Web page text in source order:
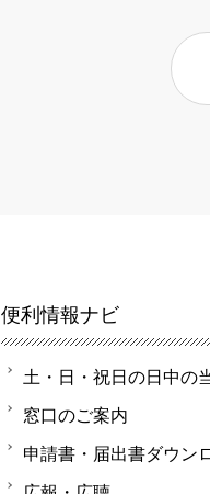
便利情報ナビ
土・日・祝日の日中の
窓口のご案内
申請書・届出書ダウン